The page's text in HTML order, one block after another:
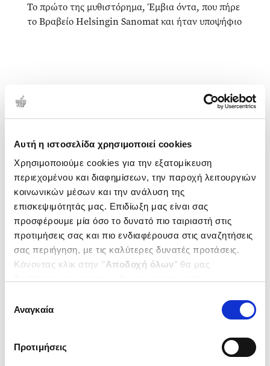
Αυτή η ιστοσελίδα χρησιμοποιεί cookies
Χρησιμοποιούμε cookies για την εξατομίκευση
περιεχομένου και διαφημίσεων, την παροχή λειτουργιών
κοινωνικών μέσων και την ανάλυση της
επισκεψιμότητάς μας. Επιδίωξη μας είναι σας
προσφέρουμε μία όσο το δυνατό πιο ταιριαστή στις
προτιμήσεις σας και πιο ενδιαφέρουσα στις αναζητήσεις
σας περιήγηση, με τις καλύτερες δυνατές προτάσεις.
Κάνοντας κλικ στην ‘’Αποδοχή όλων’’ θα μας
ενδιαφέρουν και να επιλέξετε από τα παρακάτω με την
΄΄και να ενημερωθείτε σχετικά με
συγκατάθεσης
Αναγκαία
Προτιμήσεις
Το πρώτο της μυθιστόρημα, Έμβια όντα, που πήρε
το Βραβείο Helsingin Sanomat και ήταν υποψήφιο
TURPEINEN IIDA